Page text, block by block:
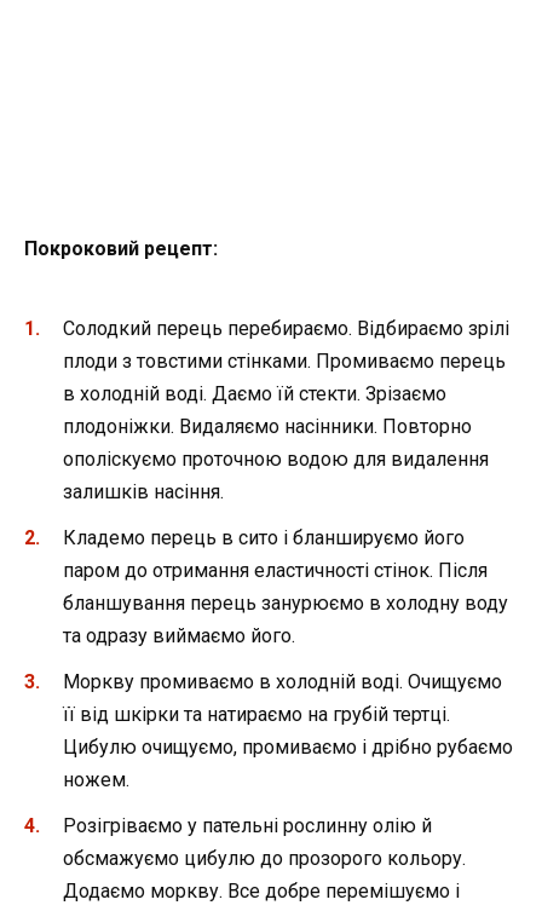
Покроковий рецепт:
Солодкий перець перебираємо. Відбираємо зрілі
плоди з товстими стінками. Промиваємо перець
в холодній воді. Даємо їй стекти. Зрізаємо
плодоніжки. Видаляємо насінники. Повторно
ополіскуємо проточною водою для видалення
залишків насіння.
Кладемо перець в сито і бланшируємо його
паром до отримання еластичності стінок. Після
бланшування перець занурюємо в холодну воду
та одразу виймаємо його.
Моркву промиваємо в холодній воді. Очищуємо
її від шкірки та натираємо на грубій тертці.
Цибулю очищуємо, промиваємо і дрібно рубаємо
ножем.
Розігріваємо у пательні рослинну олію й
обсмажуємо цибулю до прозорого кольору.
Додаємо моркву. Все добре перемішуємо і